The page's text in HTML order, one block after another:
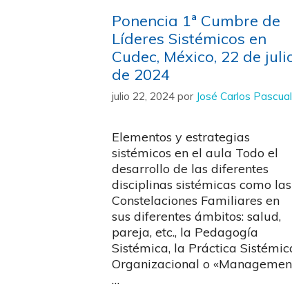
Ponencia 1ª Cumbre de
Líderes Sistémicos en
Cudec, México, 22 de
de 2024
julio 22, 2024 por José Carlos Pascual
Elementos y estrategias
sistémicos en el aula Todo el
desarrollo de las diferentes
disciplinas sistémicas como las
Constelaciones Familiares en
sus diferentes ámbitos: salud,
pareja, etc., la Pedagogía
Sistémica, la Práctica
Organizacional o
…